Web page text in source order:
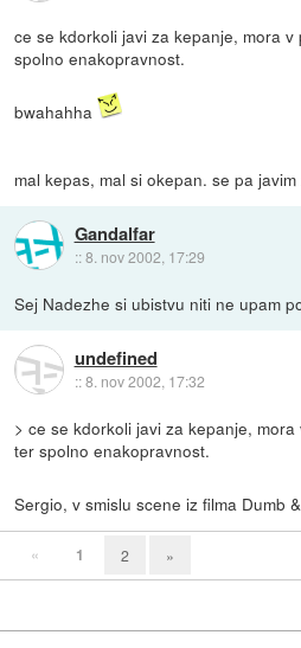
ce se kdorkoli javi za kepanje, mora
spolno enakopravnost.
bwahahha
mal kepas, mal si okepan. se pa
Gandalfar
::8. nov 2002, 17:29
Sej Nadezhe si ubistvu niti ne upam
undefined
::8. nov 2002, 17:32
> ce se kdorkoli javi za kepanje,
ter spolno enakopravnost.
Sergio, v smislu scene iz filma Dumb
« 1 2 »